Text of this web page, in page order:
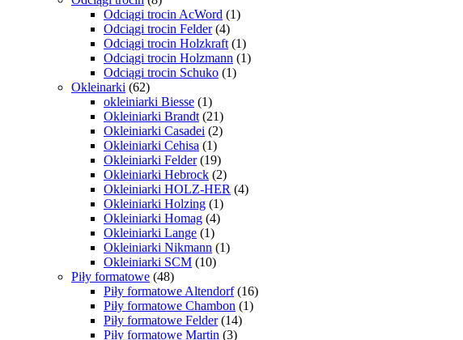
Odciągi trocin AcWord (1)
Odciągi trocin Felder (4)
Odciągi trocin Holzkraft (1)
Odciągi trocin Holzmann (1)
Odciągi trocin Schuko (1)
Okleinarki (62)
okleiniarki Biesse (1)
Okleiniarki Brandt (21)
Okleiniarki Casadei (2)
Okleiniarki Cehisa (1)
Okleiniarki Felder (19)
Okleiniarki Hebrock (2)
Okleiniarki HOLZ-HER (4)
Okleiniarki Holzing (1)
Okleiniarki Homag (4)
Okleiniarki Lange (1)
Okleiniarki Nikmann (1)
Okleiniarki SCM (10)
Piły formatowe (48)
Piły formatowe Altendorf (16)
Piły formatowe Chambon (1)
Piły formatowe Felder (14)
Piły formatowe Martin (3)